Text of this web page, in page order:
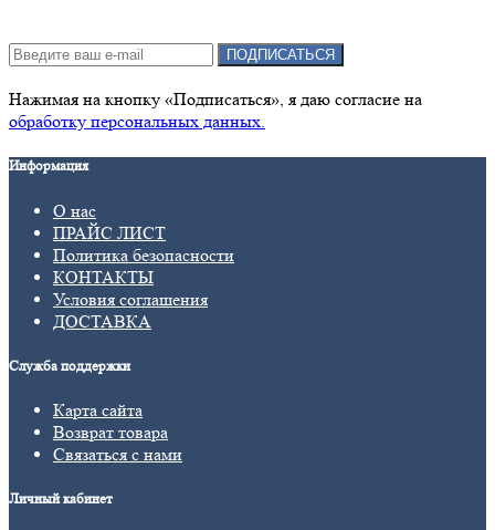
ПОДПИСАТЬСЯ
Нажимая на кнопку «Подписаться», я даю cогласие на
обработку персональных данных.
Информация
О нас
ПРАЙС ЛИСТ
Политика безопасности
КОНТАКТЫ
Условия соглашения
ДОСТАВКА
Служба поддержки
Карта сайта
Возврат товара
Связаться с нами
Личный кабинет